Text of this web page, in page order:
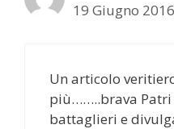
19 Giugno
Un articolo
più……..brava Patri
battaglieri e